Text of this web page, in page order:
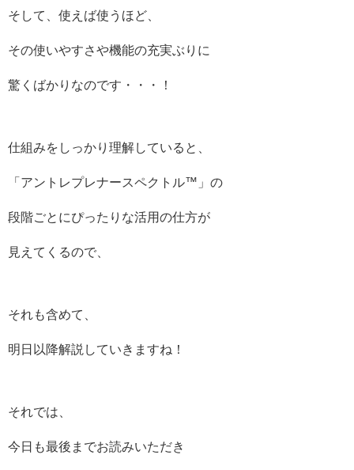
そして、使えば使うほど、
その使いやすさや機能の充実ぶりに
驚くばかりなのです・・・！
仕組みをしっかり理解していると、
「アントレプレナースペクトル™️」の
段階ごとにぴったりな活用の仕方が
見えてくるので、
それも含めて、
明日以降解説していきますね！
それでは、
今日も最後までお読みいただき